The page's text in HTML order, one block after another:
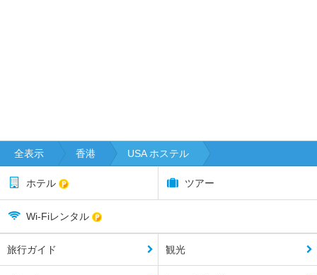
全表示 香港 USA ホステル
ホテル ツアー
Wi-Fiレンタル
旅行ガイド 観光